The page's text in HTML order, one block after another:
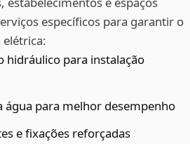
específicos para garantir o
hidráulico para instalação
água para melhor desempenho
e fixações reforçadas